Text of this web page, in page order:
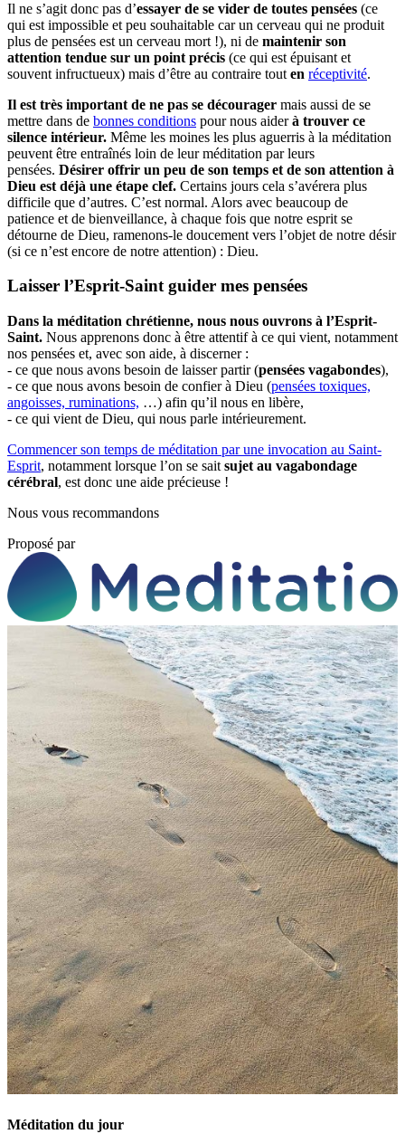
Il ne s’agit donc pas d’essayer de se vider de toutes pensées (ce
qui est impossible et peu souhaitable car un cerveau qui ne produit
plus de pensées est un cerveau mort !), ni de maintenir son
attention tendue sur un point précis (ce qui est épuisant et
souvent infructueux) mais d’être au contraire tout en réceptivité.
Il est très important de ne pas se décourager mais aussi de se
mettre dans de bonnes conditions pour nous aiderà trouver ce
silence intérieur. Même les moines les plus aguerris à la méditation
peuvent être entraînés loin de leur méditation par leurs
pensées. Désirer offrir un peu de son temps et de son attention à
Dieu est déjà une étape clef. Certains jours cela s’avérera plus
difficile que d’autres. C’est normal. Alors avec beaucoup de
patience et de bienveillance, à chaque fois que notre esprit se
détourne de Dieu, ramenons-le doucement vers l’objet de notre désir
(si ce n’est encore de notre attention) : Dieu.
Laisser l’Esprit-Saint guider mes pensées
Dans la méditation chrétienne, nous nous ouvrons à l’Esprit-
Saint. Nous apprenons donc à être attentif à ce qui vient, notamment
nos pensées et, avec son aide, à discerner :
- ce que nous avons besoin de laisser partir (pensées vagabondes),
- ce que nous avons besoin de confier à Dieu (pensées toxiques,
angoisses, ruminations, …) afin qu’il nous en libère,
- ce qui vient de Dieu, qui nous parle intérieurement.
Commencer son temps de méditation par une invocation au Saint-
Esprit, notamment lorsque l’on se sait sujet au vagabondage
cérébral, est donc une aide précieuse !
Nous vous recommandons
Proposé par
Méditation du jour